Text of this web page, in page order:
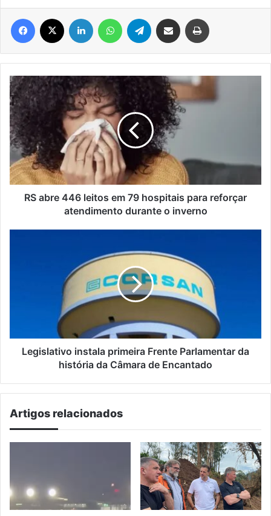
Facebook Linkedin WhatsAppTelegram Compartilhar via e-mail
RS
abre
446
leitos
em
79
hospitais
para
reforçar
atendimento
RS abre 446 leitos em 79 hospitais para reforçar
atendimento durante o inverno
Câmara
Legislativo instala primeira Frente Parlamentar da
história da Câmara de Encantado
Artigos relacionados